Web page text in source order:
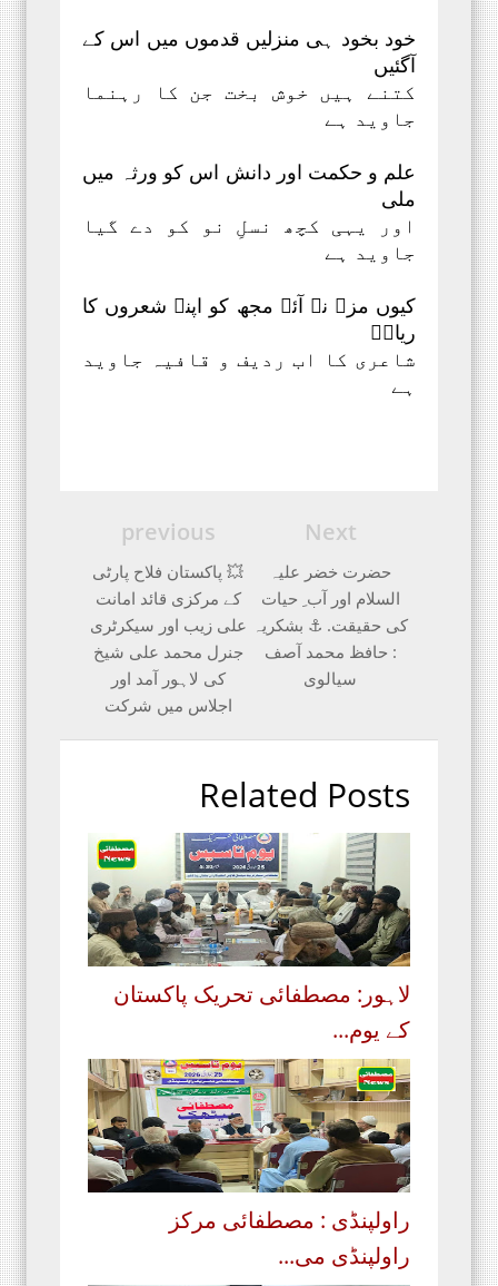
خود بخود ہی منزلیں قدموں میں اس کے
آگئیں
کتنے ہیں خوش بخت جن کا رہنما
جاوید ہے
علم و حکمت اور دانش اس کو ورثہ میں
ملی
اور یہی کچھ نسلِ نو کو دے گیا
جاوید ہے
کیوں مزہ نہ آئے مجھ کو اپنے شعروں کا
ریاضؔ
شاعری کا اب ردیف و قافیہ جاوید
ہے
Next
حضرت خضر علیہ
السلام اور آب ِ حیات
کی حقیقت. ⚓ بشکریہ
: حافظ محمد آصف
سیالوی
previous
💥 پاکستان فلاح پارٹی
کے مرکزی قائد امانت
علی زیب اور سیکرٹری
جنرل محمد علی شیخ
کی لاہور آمد اور
اجلاس میں شرکت
Related Posts
لاہور: مصطفائی تحریک پاکستان
کے یوم...
راولپنڈی : مصطفائی مرکز
راولپنڈی می...